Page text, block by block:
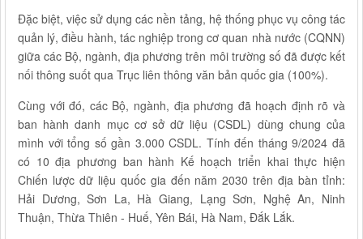
Đặc biệt, việc sử dụng các nền tảng, hệ thống phục vụ công tác
quản lý, điều hành, tác nghiệp trong cơ quan nhà nước (CQNN)
giữa các Bộ, ngành, địa phương trên môi trường số đã được kết
nối thông suốt qua Trục liên thông văn bản quốc gia (100%).
Cùng với đó, các Bộ, ngành, địa phương đã hoạch định rõ và
ban hành danh mục cơ sở dữ liệu (CSDL) dùng chung của
mình với tổng số gần 3.000 CSDL. Tính đến tháng 9/2024 đã
có 10 địa phương ban hành Kế hoạch triển khai thực hiện
Chiến lược dữ liệu quốc gia đến năm 2030 trên địa bàn tỉnh:
Hải Dương, Sơn La, Hà Giang, Lạng Sơn, Nghệ An, Ninh
Thuận, Thừa Thiên - Huế, Yên Bái, Hà Nam, Đắk Lắk.